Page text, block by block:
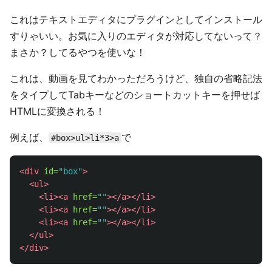
これはテキストエディタにプラグインとしてインストール
すりゃいい。お気に入りのエディタが対応してないって？
まさか？してるやつを使いな！
これは、動画を見てわかっただろうけど、独自の省略記法
をタイプしてTabキーなどのショートカットキーを押せば
HTMLに変換される！
例えば、 #box>ul>li*3>a で
<div id="box">
<ul>
<li><a
href=""></a></li>
<li><a
href=""></a></li>
<li><a
href=""></a></li>
</ul>
</div>